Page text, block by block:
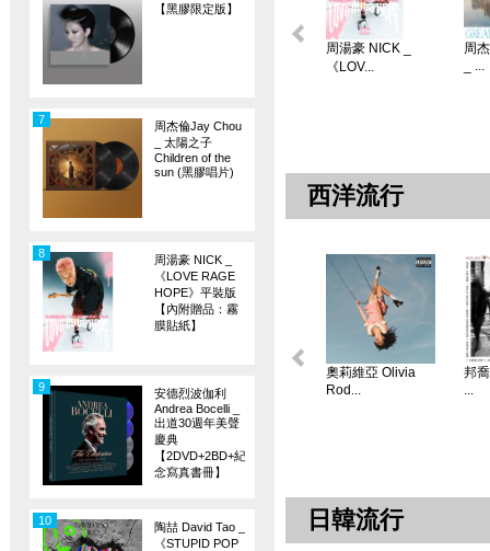
【黑膠限定版】
周杰倫Jay Chou
_ 太陽之子
Children of the
sun (黑膠唱片)
7
周湯豪 NICK _
《LOVE RAGE
HOPE》平裝版
【內附贈品：霧
膜貼紙】
8
安德烈波伽利
Andrea Bocelli _
出道30週年美聲
慶典
【2DVD+2BD+紀
念寫真書冊】
9
陶喆 David Tao _
《STUPID POP
10
周湯豪 NICK _
《LOV...
周
_ ...
西洋流行
奧莉維亞 Olivia
Rod...
邦
...
日韓流行